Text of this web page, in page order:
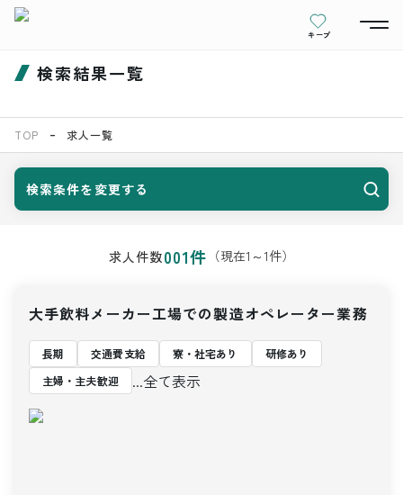
キープ
検索結果一覧
TOP 求人一覧
検索条件を変更する
求人件数001件 （現在1 ～1件）
大手飲料メーカー工場での製造オペレーター業務
長期 交通費支給 寮・社宅あり
研修あり
主婦・主夫歓迎
...全て表示